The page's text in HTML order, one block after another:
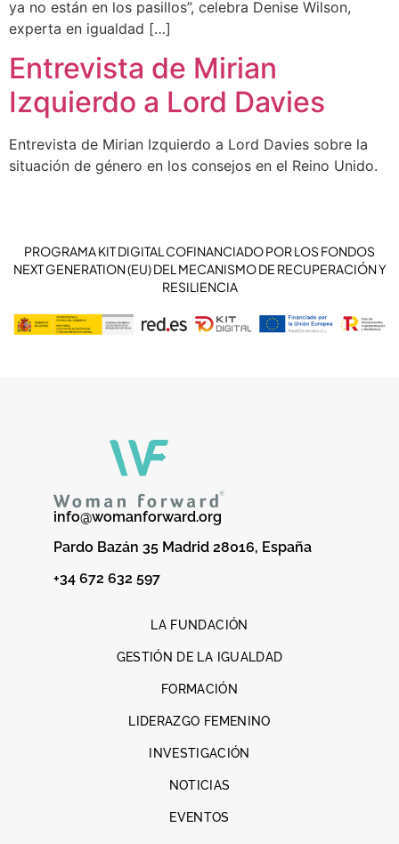
ya no están en los pasillos”, celebra Denise Wilson,
experta en igualdad […]
Entrevista de Mirian
Izquierdo a Lord Davies
Entrevista de Mirian Izquierdo a Lord Davies sobre la
situación de género en los consejos en el Reino Unido.
PROGRAMA KIT DIGITAL COFINANCIADO POR LOS FONDOS
NEXT GENERATION (EU) DEL MECANISMO DE RECUPERACIÓN Y
RESILIENCIA
info@womanforward.org
Pardo Bazán 35 Madrid 28016, España
+34 672 632 597
LA FUNDACIÓN
GESTIÓN DE LA IGUALDAD
FORMACIÓN
LIDERAZGO FEMENINO
INVESTIGACIÓN
NOTICIAS
EVENTOS